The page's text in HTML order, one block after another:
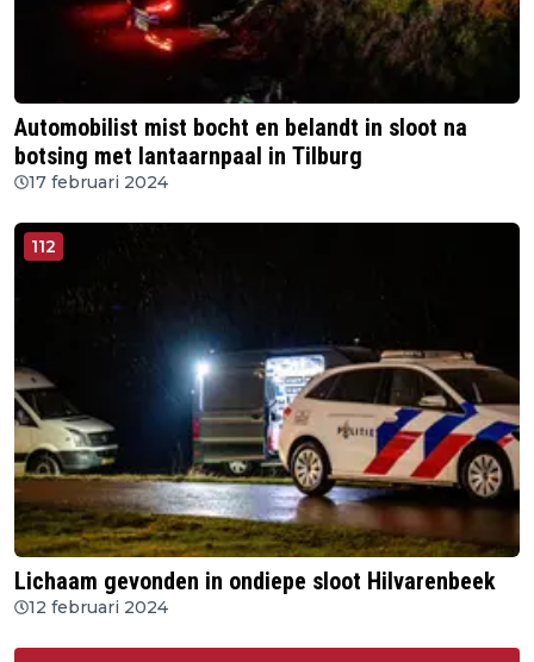
Automobilist mist bocht en belandt in sloot na
botsing met lantaarnpaal in Tilburg
17 februari 2024
112
Lichaam gevonden in ondiepe sloot Hilvarenbeek
12 februari 2024